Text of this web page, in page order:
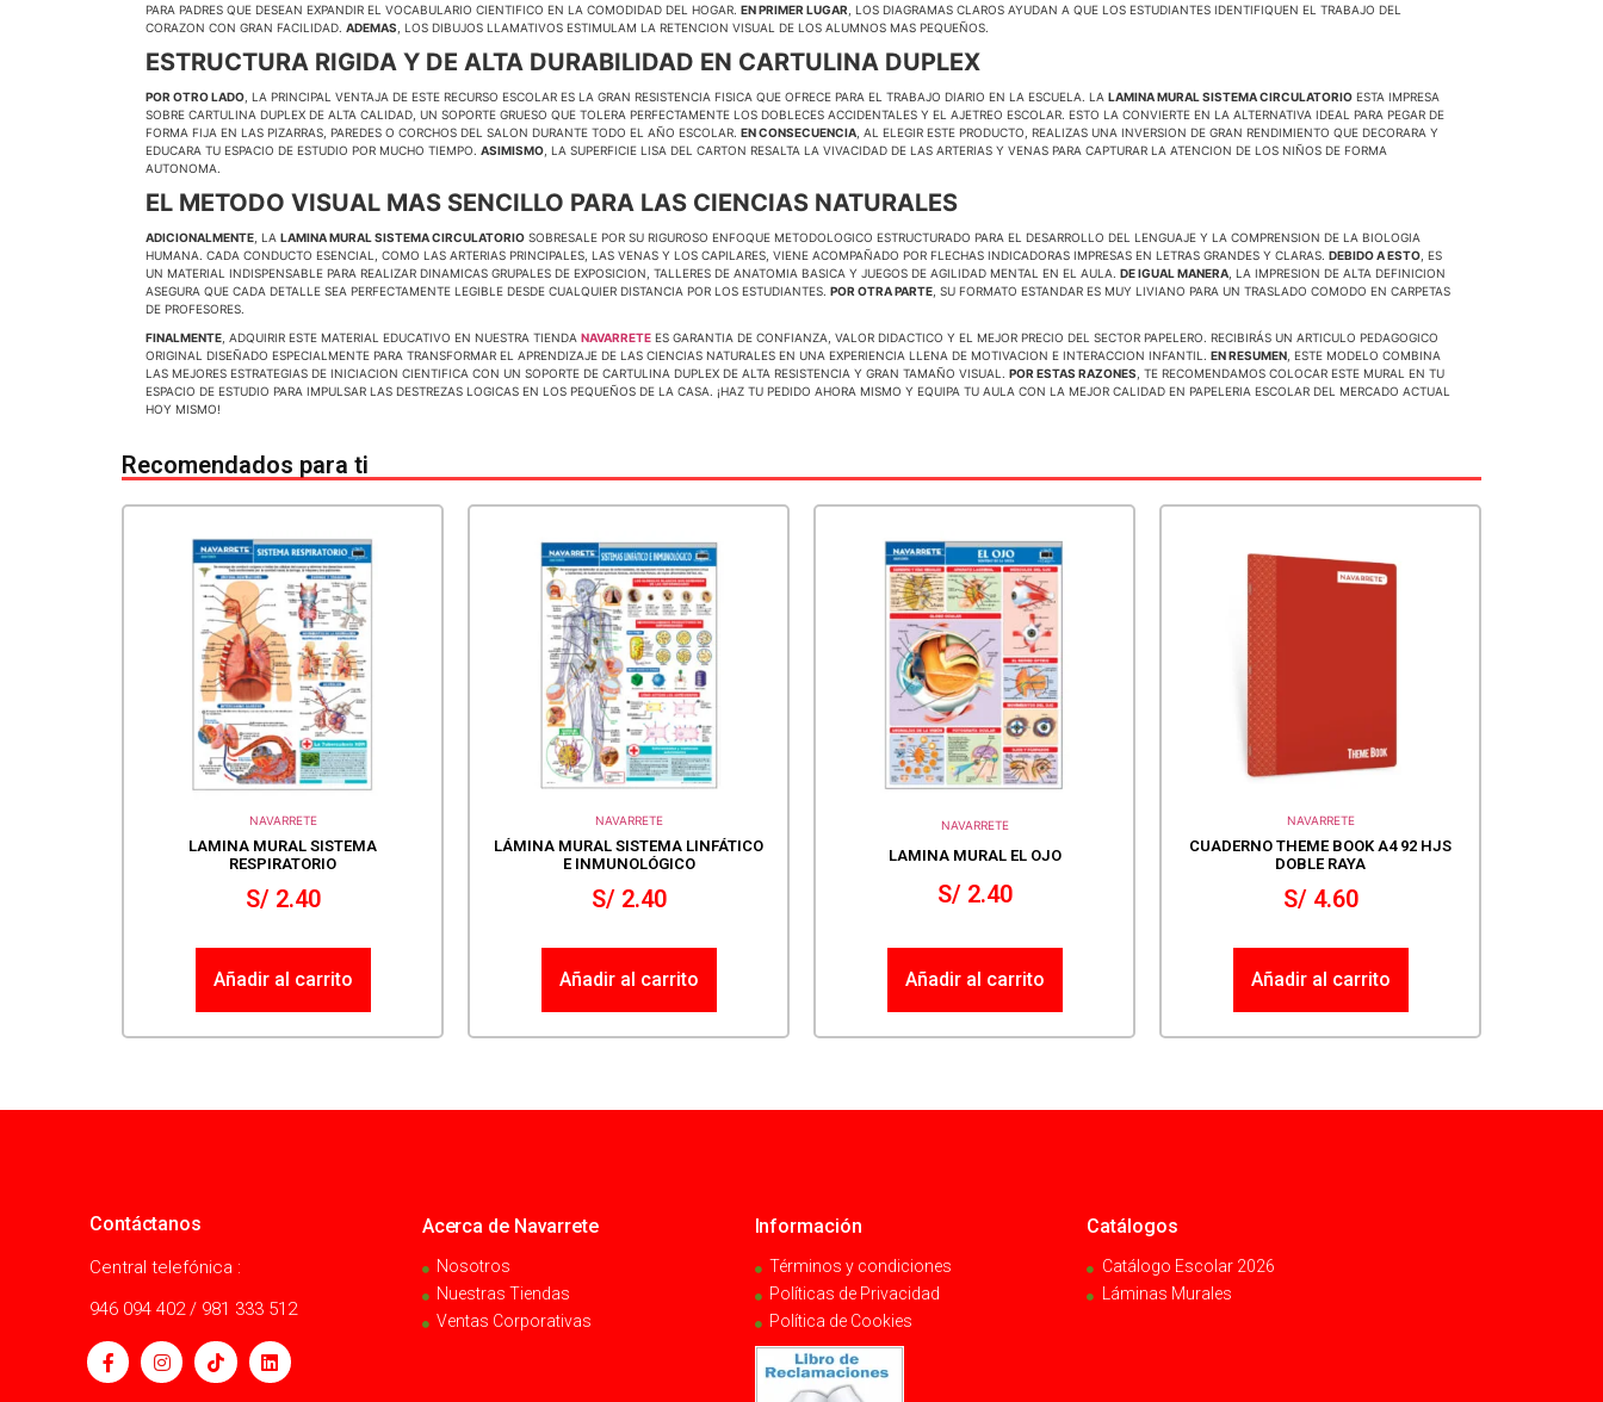
PARA PADRES QUE DESEAN EXPANDIR EL VOCABULARIO CIENTIFICO EN LA COMODIDAD DEL HOGAR. EN PRIMER LUGAR , LOS DIAGRAMAS CLAROS AYUDAN A QUE LOS ESTUDIANTES IDENTIFIQUEN EL TRABAJO DEL
CORAZON CON GRAN FACILIDAD. ADEMAS , LOS DIBUJOS LLAMATIVOS ESTIMULAM LA RETENCION VISUAL DE LOS ALUMNOS MAS PEQUEÑOS.
ESTRUCTURA RIGIDA Y DE ALTA DURABILIDAD EN CARTULINA DUPLEX
POR OTRO LADO , LA PRINCIPAL VENTAJA DE ESTE RECURSO ESCOLAR ES LA GRAN RESISTENCIA FISICA QUE OFRECE PARA EL TRABAJO DIARIO EN LA ESCUELA. LA LAMINA MURAL SISTEMA CIRCULATORIO ESTA IMPRESA
SOBRE CARTULINA DUPLEX DE ALTA CALIDAD, UN SOPORTE GRUESO QUE TOLERA PERFECTAMENTE LOS DOBLECES ACCIDENTALES Y EL AJETREO ESCOLAR. ESTO LA CONVIERTE EN LA ALTERNATIVA IDEAL PARA PEGAR DE
FORMA FIJA EN LAS PIZARRAS, PAREDES O CORCHOS DEL SALON DURANTE TODO EL AÑO ESCOLAR. EN CONSECUENCIA , AL ELEGIR ESTE PRODUCTO, REALIZAS UNA INVERSION DE GRAN RENDIMIENTO QUE DECORARA Y
EDUCARA TU ESPACIO DE ESTUDIO POR MUCHO TIEMPO. ASIMISMO , LA SUPERFICIE LISA DEL CARTON RESALTA LA VIVACIDAD DE LAS ARTERIAS Y VENAS PARA CAPTURAR LA ATENCION DE LOS NIÑOS DE FORMA
AUTONOMA.
EL METODO VISUAL MAS SENCILLO PARA LAS CIENCIAS NATURALES
ADICIONALMENTE , LA LAMINA MURAL SISTEMA CIRCULATORIO SOBRESALE POR SU RIGUROSO ENFOQUE METODOLOGICO ESTRUCTURADO PARA EL DESARROLLO DEL LENGUAJE Y LA COMPRENSION DE LA BIOLOGIA
HUMANA. CADA CONDUCTO ESENCIAL, COMO LAS ARTERIAS PRINCIPALES, LAS VENAS Y LOS CAPILARES, VIENE ACOMPAÑADO POR FLECHAS INDICADORAS IMPRESAS EN LETRAS GRANDES Y CLARAS. DEBIDO A ESTO , ES
UN MATERIAL INDISPENSABLE PARA REALIZAR DINAMICAS GRUPALES DE EXPOSICION, TALLERES DE ANATOMIA BASICA Y JUEGOS DE AGILIDAD MENTAL EN EL AULA. DE IGUAL MANERA , LA IMPRESION DE ALTA DEFINICION
ASEGURA QUE CADA DETALLE SEA PERFECTAMENTE LEGIBLE DESDE CUALQUIER DISTANCIA POR LOS ESTUDIANTES. POR OTRA PARTE , SU FORMATO ESTANDAR ES MUY LIVIANO PARA UN TRASLADO COMODO EN CARPETAS
DE PROFESORES.
FINALMENTE , ADQUIRIR ESTE MATERIAL EDUCATIVO EN NUESTRA TIENDA NAVARRETE ES GARANTIA DE CONFIANZA, VALOR DIDACTICO Y EL MEJOR PRECIO DEL SECTOR PAPELERO. RECIBIRÁS UN ARTICULO PEDAGOGICO
ORIGINAL DISEÑADO ESPECIALMENTE PARA TRANSFORMAR EL APRENDIZAJE DE LAS CIENCIAS NATURALES EN UNA EXPERIENCIA LLENA DE MOTIVACION E INTERACCION INFANTIL. EN RESUMEN , ESTE MODELO COMBINA
LAS MEJORES ESTRATEGIAS DE INICIACION CIENTIFICA CON UN SOPORTE DE CARTULINA DUPLEX DE ALTA RESISTENCIA Y GRAN TAMAÑO VISUAL. POR ESTAS RAZONES , TE RECOMENDAMOS COLOCAR ESTE MURAL EN TU
ESPACIO DE ESTUDIO PARA IMPULSAR LAS DESTREZAS LOGICAS EN LOS PEQUEÑOS DE LA CASA. ¡HAZ TU PEDIDO AHORA MISMO Y EQUIPA TU AULA CON LA MEJOR CALIDAD EN PAPELERIA ESCOLAR DEL MERCADO ACTUAL
HOY MISMO!
Recomendados para ti
NAVARRETE
LAMINA MURAL SISTEMA
RESPIRATORIO
S/2.40
Añadir al carrito
NAVARRETE
LÁMINA MURAL SISTEMA LINFÁTICO
E INMUNOLÓGICO
S/2.40
Añadir al carrito
NAVARRETE
LAMINA MURAL EL OJO
S/2.40
Añadir al carrito
NAVARRETE
CUADERNO THEME BOOK A4 92 HJS
DOBLE RAYA
S/4.60
Añadir al carrito
Contáctanos
Central telefónica :
946 094 402 / 981 333 512
Acerca de Navarrete
Nosotros
Nuestras Tiendas
Ventas Corporativas
Información
Términos y condiciones
Políticas de Privacidad
Política de Cookies
Catálogos
Catálogo Escolar 2026
Láminas Murales